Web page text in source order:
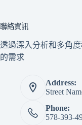
聯絡資訊
透過深入分析和多角
的需求
Address:
Street
Phone:
578-393-